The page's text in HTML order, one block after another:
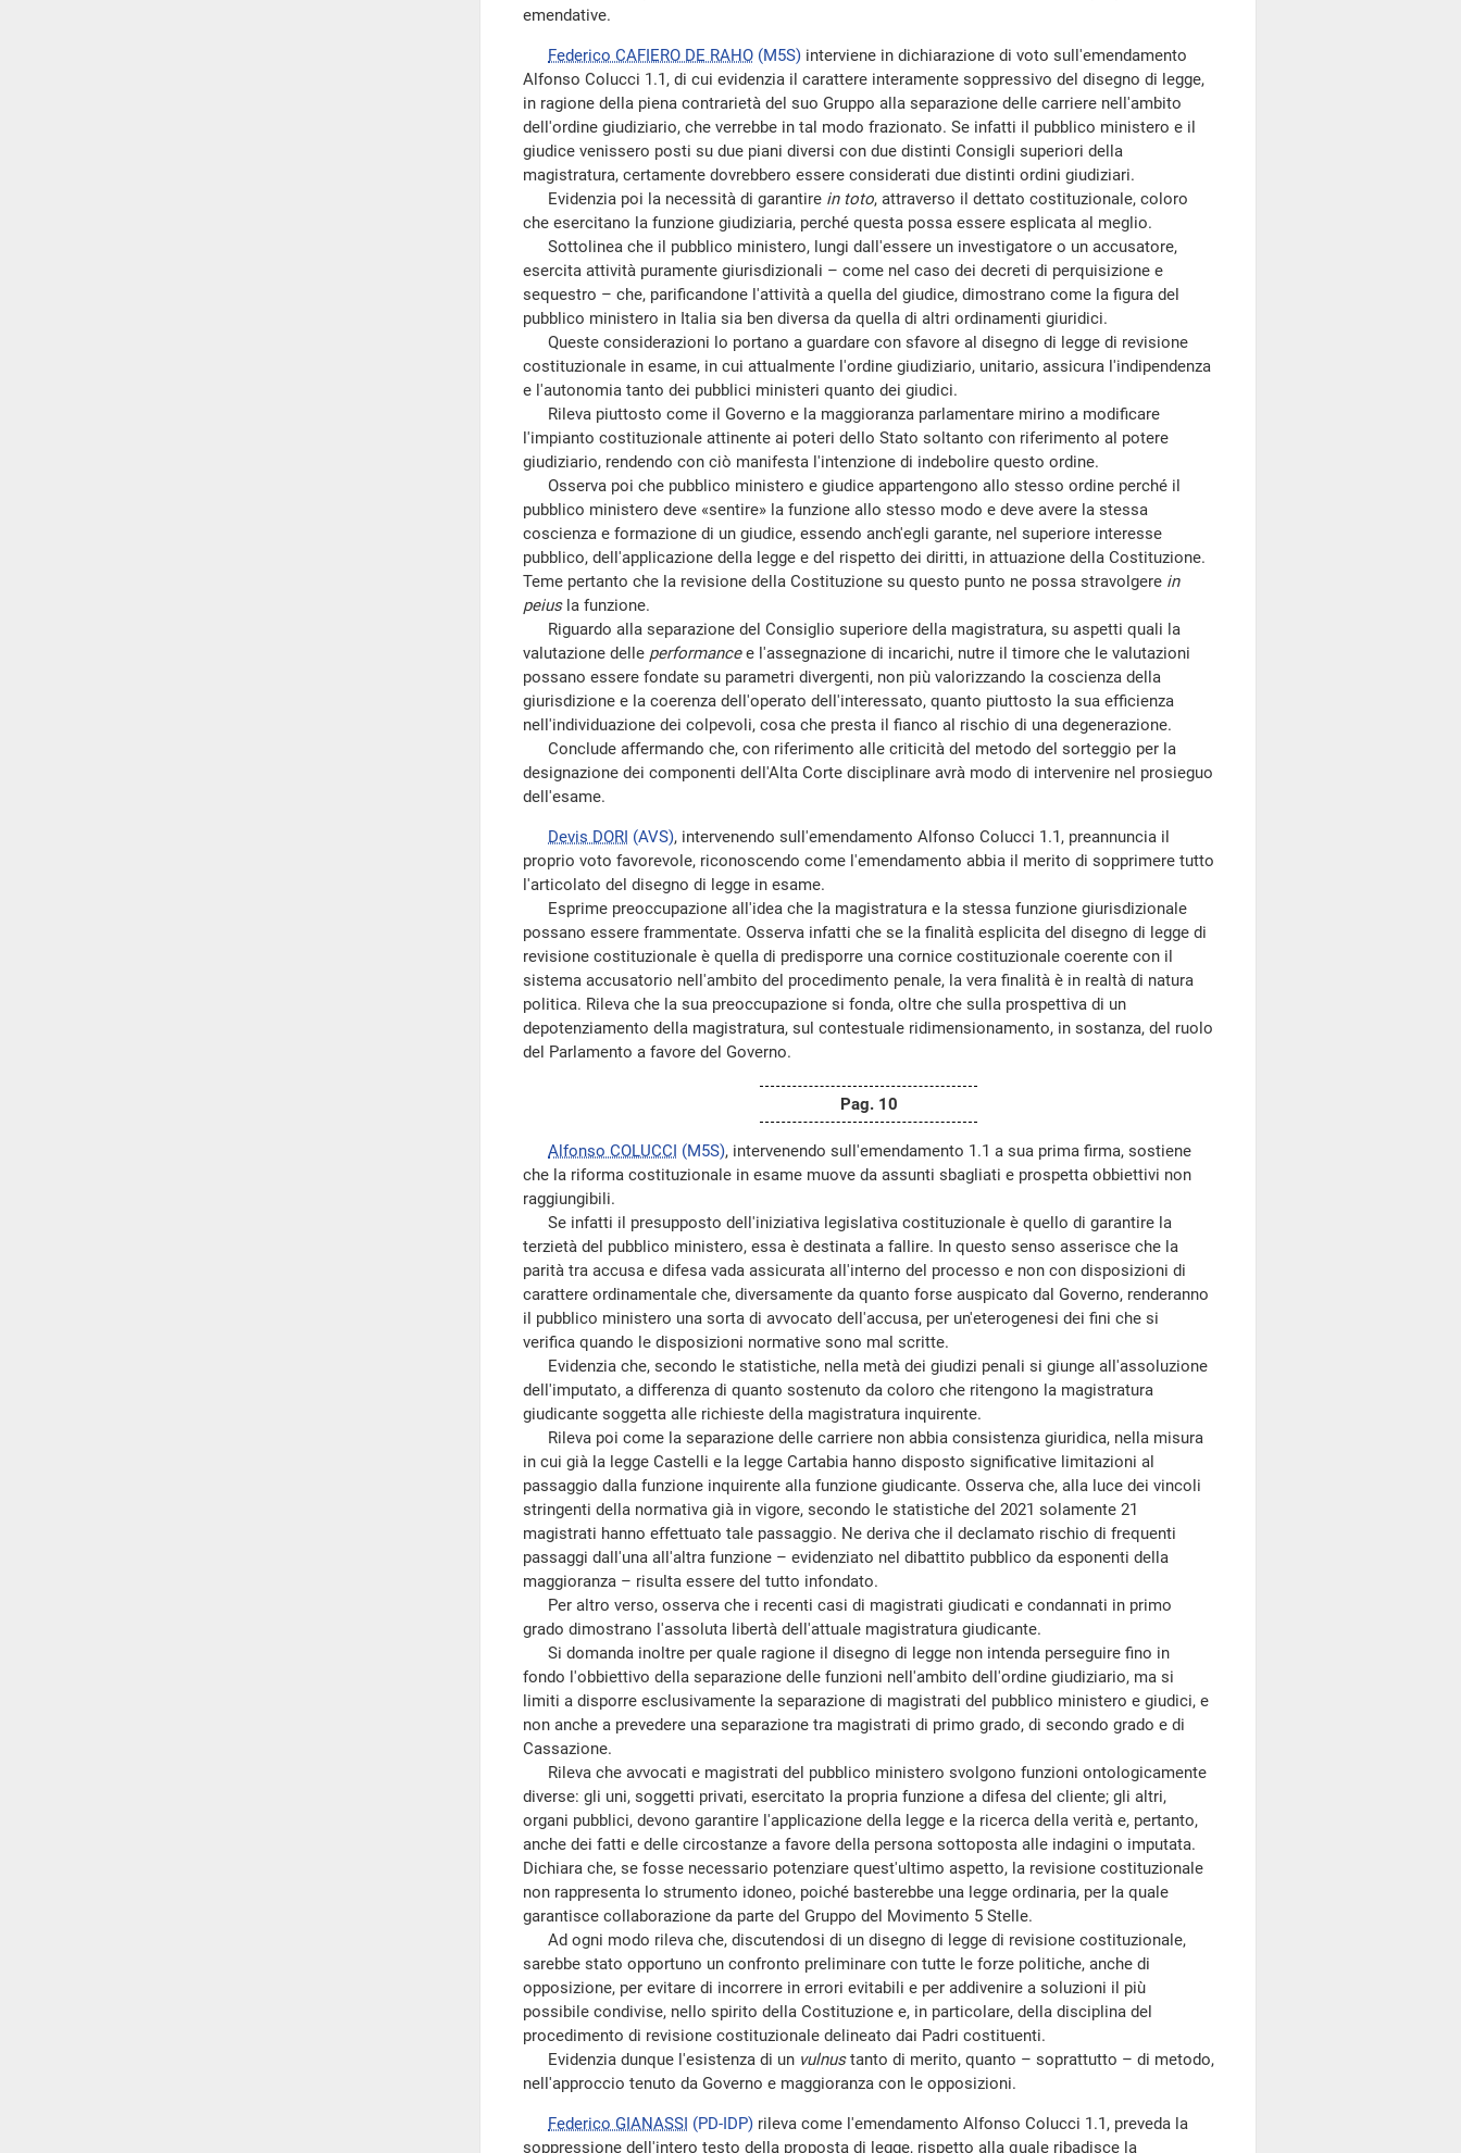
emendative.
Federico CAFIERO DE RAHO (M5S) interviene in dichiarazione di voto sull'emendamento
Alfonso Colucci 1.1, di cui evidenzia il carattere interamente soppressivo del disegno di legge,
in ragione della piena contrarietà del suo Gruppo alla separazione delle carriere nell'ambito
dell'ordine giudiziario, che verrebbe in tal modo frazionato. Se infatti il pubblico ministero e il
giudice venissero posti su due piani diversi con due distinti Consigli superiori della
magistratura, certamente dovrebbero essere considerati due distinti ordini giudiziari.
Evidenzia poi la necessità di garantire in toto, attraverso il dettato costituzionale, coloro
che esercitano la funzione giudiziaria, perché questa possa essere esplicata al meglio.
Sottolinea che il pubblico ministero, lungi dall'essere un investigatore o un accusatore,
esercita attività puramente giurisdizionali – come nel caso dei decreti di perquisizione e
sequestro – che, parificandone l'attività a quella del giudice, dimostrano come la figura del
pubblico ministero in Italia sia ben diversa da quella di altri ordinamenti giuridici.
Queste considerazioni lo portano a guardare con sfavore al disegno di legge di revisione
costituzionale in esame, in cui attualmente l'ordine giudiziario, unitario, assicura l'indipendenza
e l'autonomia tanto dei pubblici ministeri quanto dei giudici.
Rileva piuttosto come il Governo e la maggioranza parlamentare mirino a modificare
l'impianto costituzionale attinente ai poteri dello Stato soltanto con riferimento al potere
giudiziario, rendendo con ciò manifesta l'intenzione di indebolire questo ordine.
Osserva poi che pubblico ministero e giudice appartengono allo stesso ordine perché il
pubblico ministero deve «sentire» la funzione allo stesso modo e deve avere la stessa
coscienza e formazione di un giudice, essendo anch'egli garante, nel superiore interesse
pubblico, dell'applicazione della legge e del rispetto dei diritti, in attuazione della Costituzione.
Teme pertanto che la revisione della Costituzione su questo punto ne possa stravolgere in
peiusla funzione.
Riguardo alla separazione del Consiglio superiore della magistratura, su aspetti quali la
valutazione delle performancee l'assegnazione di incarichi, nutre il timore che le valutazioni
possano essere fondate su parametri divergenti, non più valorizzando la coscienza della
giurisdizione e la coerenza dell'operato dell'interessato, quanto piuttosto la sua efficienza
nell'individuazione dei colpevoli, cosa che presta il fianco al rischio di una degenerazione.
Conclude affermando che, con riferimento alle criticità del metodo del sorteggio per la
designazione dei componenti dell'Alta Corte disciplinare avrà modo di intervenire nel prosieguo
dell'esame.
Devis DORI (AVS), intervenendo sull'emendamento Alfonso Colucci 1.1, preannuncia il
proprio voto favorevole, riconoscendo come l'emendamento abbia il merito di sopprimere tutto
l'articolato del disegno di legge in esame.
Esprime preoccupazione all'idea che la magistratura e la stessa funzione giurisdizionale
possano essere frammentate. Osserva infatti che se la finalità esplicita del disegno di legge di
revisione costituzionale è quella di predisporre una cornice costituzionale coerente con il
sistema accusatorio nell'ambito del procedimento penale, la vera finalità è in realtà di natura
politica. Rileva che la sua preoccupazione si fonda, oltre che sulla prospettiva di un
depotenziamento della magistratura, sul contestuale ridimensionamento, in sostanza, del ruolo
del Parlamento a favore del Governo.
Pag. 10
Alfonso COLUCCI (M5S), intervenendo sull'emendamento 1.1 a sua prima firma, sostiene
che la riforma costituzionale in esame muove da assunti sbagliati e prospetta obbiettivi non
raggiungibili.
Se infatti il presupposto dell'iniziativa legislativa costituzionale è quello di garantire la
terzietà del pubblico ministero, essa è destinata a fallire. In questo senso asserisce che la
parità tra accusa e difesa vada assicurata all'interno del processo e non con disposizioni di
carattere ordinamentale che, diversamente da quanto forse auspicato dal Governo, renderanno
il pubblico ministero una sorta di avvocato dell'accusa, per un'eterogenesi dei fini che si
verifica quando le disposizioni normative sono mal scritte.
Evidenzia che, secondo le statistiche, nella metà dei giudizi penali si giunge all'assoluzione
dell'imputato, a differenza di quanto sostenuto da coloro che ritengono la magistratura
giudicante soggetta alle richieste della magistratura inquirente.
Rileva poi come la separazione delle carriere non abbia consistenza giuridica, nella misura
in cui già la legge Castelli e la legge Cartabia hanno disposto significative limitazioni al
passaggio dalla funzione inquirente alla funzione giudicante. Osserva che, alla luce dei vincoli
stringenti della normativa già in vigore, secondo le statistiche del 2021 solamente 21
magistrati hanno effettuato tale passaggio. Ne deriva che il declamato rischio di frequenti
passaggi dall'una all'altra funzione – evidenziato nel dibattito pubblico da esponenti della
maggioranza – risulta essere del tutto infondato.
Per altro verso, osserva che i recenti casi di magistrati giudicati e condannati in primo
grado dimostrano l'assoluta libertà dell'attuale magistratura giudicante.
Si domanda inoltre per quale ragione il disegno di legge non intenda perseguire fino in
fondo l'obbiettivo della separazione delle funzioni nell'ambito dell'ordine giudiziario, ma si
limiti a disporre esclusivamente la separazione di magistrati del pubblico ministero e giudici, e
non anche a prevedere una separazione tra magistrati di primo grado, di secondo grado e di
Cassazione.
Rileva che avvocati e magistrati del pubblico ministero svolgono funzioni ontologicamente
diverse: gli uni, soggetti privati, esercitato la propria funzione a difesa del cliente; gli altri,
organi pubblici, devono garantire l'applicazione della legge e la ricerca della verità e, pertanto,
anche dei fatti e delle circostanze a favore della persona sottoposta alle indagini o imputata.
Dichiara che, se fosse necessario potenziare quest'ultimo aspetto, la revisione costituzionale
non rappresenta lo strumento idoneo, poiché basterebbe una legge ordinaria, per la quale
garantisce collaborazione da parte del Gruppo del Movimento 5 Stelle.
Ad ogni modo rileva che, discutendosi di un disegno di legge di revisione costituzionale,
sarebbe stato opportuno un confronto preliminare con tutte le forze politiche, anche di
opposizione, per evitare di incorrere in errori evitabili e per addivenire a soluzioni il più
possibile condivise, nello spirito della Costituzione e, in particolare, della disciplina del
procedimento di revisione costituzionale delineato dai Padri costituenti.
Evidenzia dunque l'esistenza di un vulnustanto di merito, quanto – soprattutto – di metodo,
nell'approccio tenuto da Governo e maggioranza con le opposizioni.
Federico GIANASSI (PD-IDP) rileva come l'emendamento Alfonso Colucci 1.1, preveda la
soppressione dell'intero testo della proposta di legge, rispetto alla quale ribadisce la